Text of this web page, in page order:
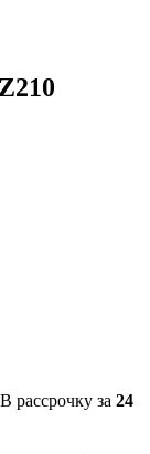
В рассрочку за 24